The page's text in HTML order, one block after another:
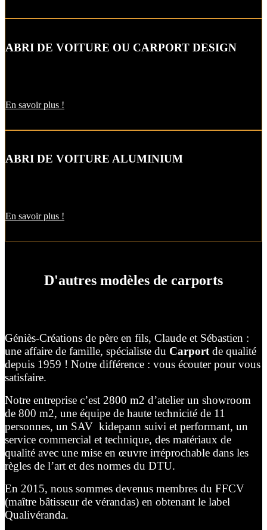
ABRI DE VOITURE OU CARPORT DESIGN
En savoir plus !
ABRI DE VOITURE ALUMINIUM
En savoir plus !
D'autres modèles de carports
Géniès-Créations de père en fils, Claude et Sébastien :
une affaire de famille, spécialiste du Carportde qualité
depuis 1959 ! Notre différence : vous écouter pour vous
satisfaire.
Notre entreprise c’est 2800 m2 d’atelier un showroom
de 800 m2, une équipe de haute technicité de 11
personnes, un SAV kidepann suivi et performant, un
service commercial et technique, des matériaux de
qualité avec une mise en œuvre irréprochable dans les
règles de l’art et des normes du DTU.
En 2015, nous sommes devenus membres du FFCV
(maître bâtisseur de vérandas) en obtenant le label
Qualivéranda.